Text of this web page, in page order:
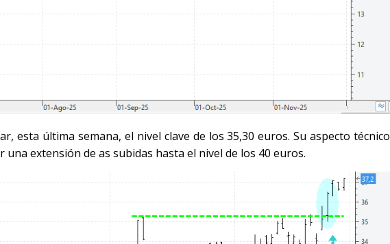
esta última semana, el nivel clave de los 35,30 euros. Su aspecto técnico
extensión de as subidas hasta el nivel de los 40 euros.